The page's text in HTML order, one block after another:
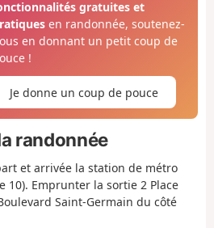
gratuites et
en randonnée, soutenez-
en donnant un petit coup de
!
Je donne un coup de pouce
randonnée
et arrivée la station de métro
Emprunter la sortie 2 Place
Saint-Germain du côté